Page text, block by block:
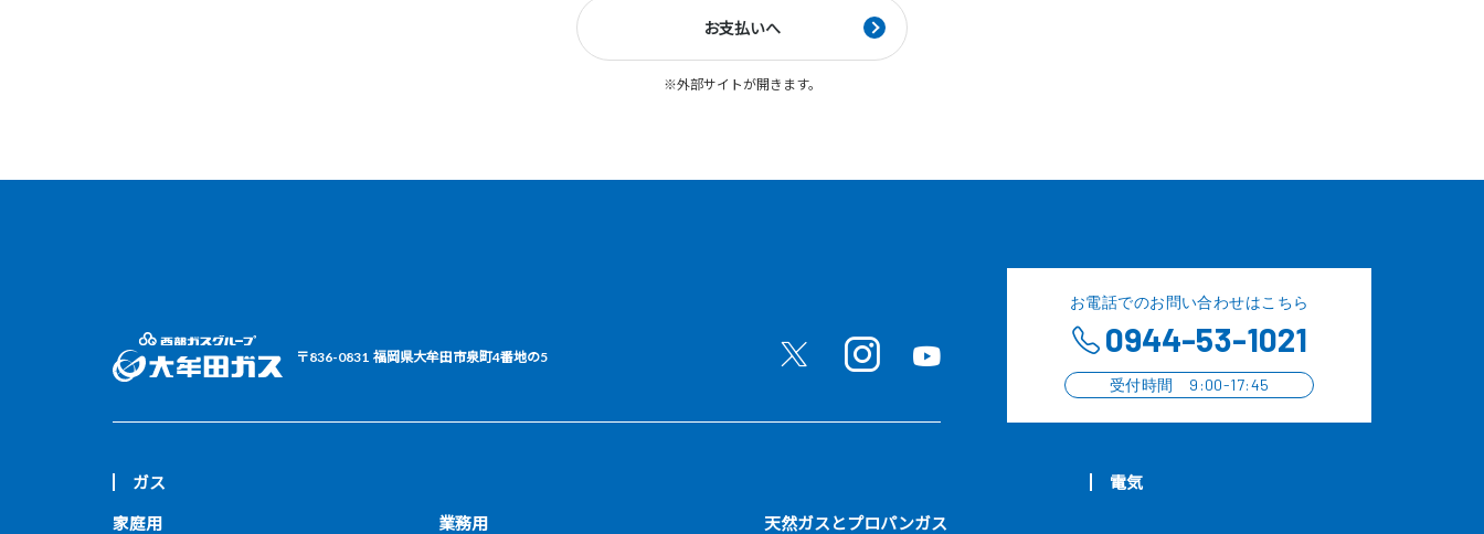
※外部サイトが開きます。
〒836-0831 福岡県大牟田市泉町4番地の5
お電話でのお問い合わせはこちら
0944-53-1021
受付時間 9:00-17:45
ガス
家庭用 業務用 天然ガスとプロパンガス
電気